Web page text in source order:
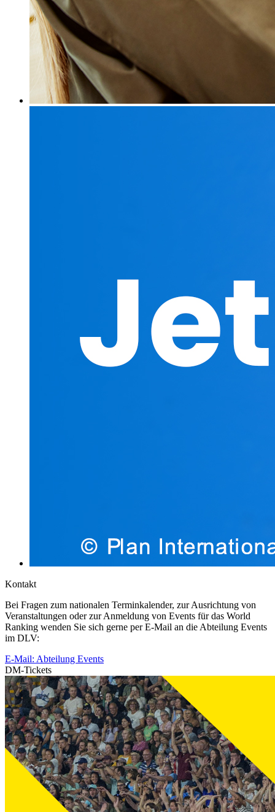
Kontakt
Bei Fragen zum nationalen Terminkalender, zur Ausrichtung von
Veranstaltungen oder zur Anmeldung von Events für das World
Ranking wenden Sie sich gerne per E-Mail an die Abteilung Events
im DLV:
E-Mail: Abteilung Events
DM-Tickets